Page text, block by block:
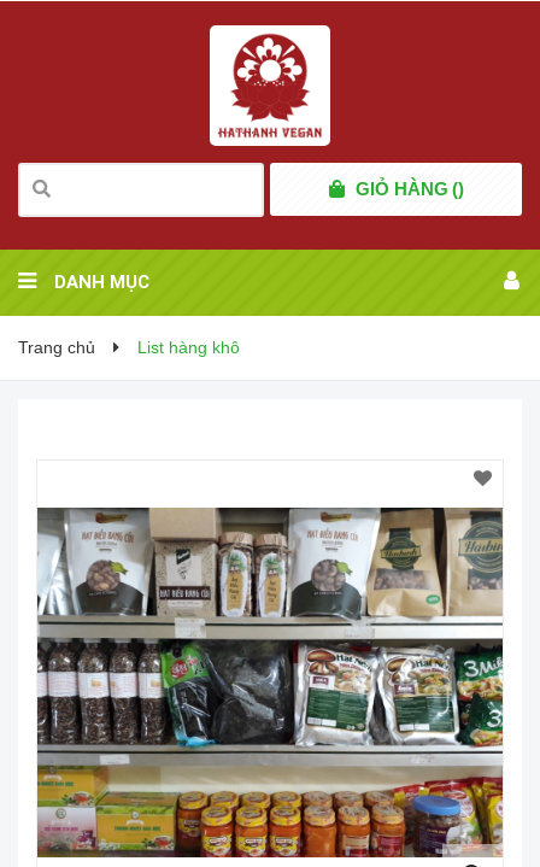
GIỎ HÀNG ()
DANH MỤC
Trang chủ List hàng khô